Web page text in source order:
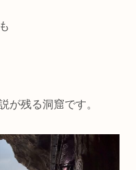
が残る洞窟です。